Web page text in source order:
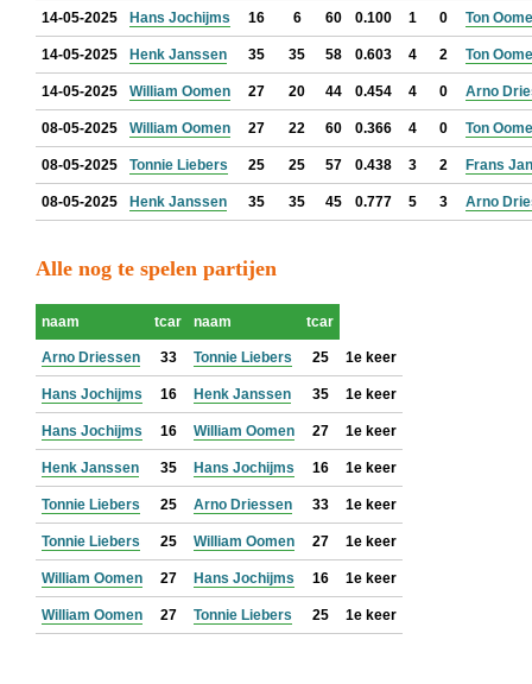
14-05-2025 Hans Jochijms 16 6 60 0.100 1 0 Ton
14-05-2025 Henk Janssen 35 35 58 0.603 4 2 Ton
14-05-2025 William Oomen 27 20 44 0.454 4 0 Arno
08-05-2025 William Oomen 27 22 60 0.366 4 0 Ton
08-05-2025 Tonnie Liebers 25 25 57 0.438 3 2 Frans
08-05-2025 Henk Janssen 35 35 45 0.777 5 3 Arno
Alle nog te spelen partijen
naam tcar naam tcar
Arno Driessen 33 Tonnie Liebers 25 1e keer
Hans Jochijms 16 Henk Janssen 35 1e keer
Hans Jochijms 16 William Oomen 27 1e keer
Henk Janssen 35 Hans Jochijms 16 1e keer
Tonnie Liebers 25 Arno Driessen 33 1e keer
Tonnie Liebers 25 William Oomen 27 1e keer
William Oomen 27 Hans Jochijms 16 1e keer
William Oomen 27 Tonnie Liebers 25 1e keer